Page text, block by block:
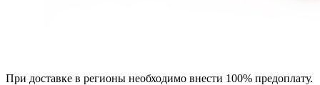
При доставке в регионы необходимо внести 100% предоплату.